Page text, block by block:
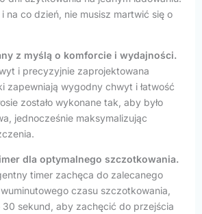
na co dzień, nie musisz martwić się o
z myślą o komforcie i wydajności.
i precyzyjnie zaprojektowana
zapewniają wygodny chwyt i łatwość
zostało wykonane tak, aby było
jednocześnie maksymalizując
dla optymalnego szczotkowania.
timer zachęca do zalecanego
czasu szczotkowania,
sekund, aby zachęcić do przejścia